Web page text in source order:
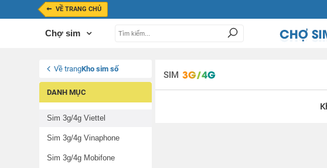
VỀ TRANG CHỦ
Chợ sim
Về trangKho sim số
DANH MỤC
Sim 3g/4g Viettel
Sim 3g/4g Vinaphone
Sim 3g/4g Mobifone
SIM